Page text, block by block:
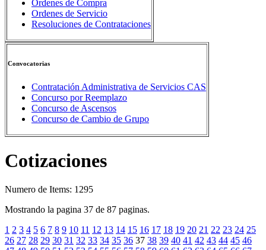
Ordenes de Compra
Ordenes de Servicio
Resoluciones de Contrataciones
Convocatorias
Contratación Administrativa de Servicios CAS
Concurso por Reemplazo
Concurso de Ascensos
Concurso de Cambio de Grupo
Cotizaciones
Numero de Items: 1295
Mostrando la pagina 37 de 87 paginas.
1 2 3 4 5 6 7 8 9 10 11 12 13 14 15 16 17 18 19 20 21 22 23 24 25
26 27 28 29 30 31 32 33 34 35 36 37 38 39 40 41 42 43 44 45 46